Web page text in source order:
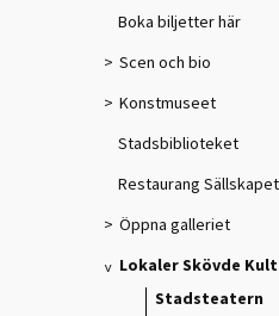
Boka biljetter här
Scen och bio
Konstmuseet
Stadsbiblioteket
Restaurang Sällskapet
Öppna galleriet
Lokaler Skövde
Stadsteatern